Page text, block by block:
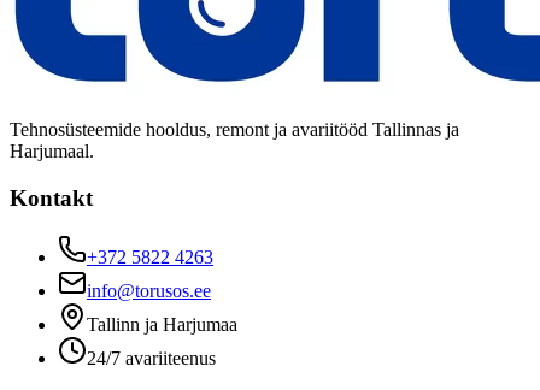
Tehnosüsteemide hooldus, remont ja avariitööd Tallinnas ja
Harjumaal.
Kontakt
+372 5822 4263
info@torusos.ee
Tallinn ja Harjumaa
24/7 avariiteenus